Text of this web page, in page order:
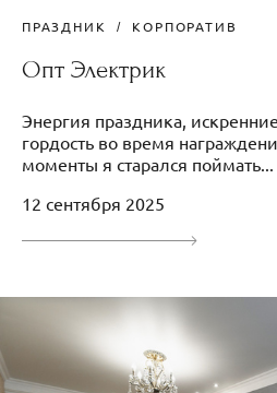
ПРАЗДНИК КОРПОРАТИВ
Опт Электрик
Энергия праздника,
гордость во время
моменты я старался поймать...
12 сентября 2025